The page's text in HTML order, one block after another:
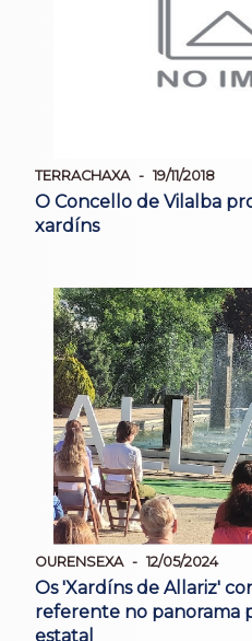
TERRACHAXA 19/11/2018
O Concello de Vilalba
xardíns
OURENSEXA 12/05/2024
Os 'Xardíns de Allariz'
referente no panorama
estatal